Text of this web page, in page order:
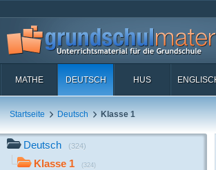
MATHE DEUTSCH HUS
Startseite Deutsch Klasse 1
Deutsch (324)
Klasse 1 (324)